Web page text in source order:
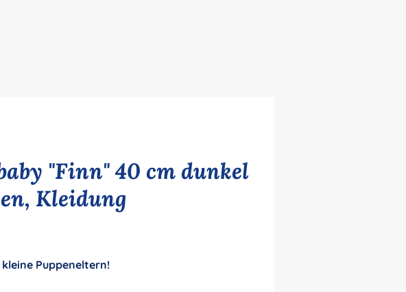
"Finn" 40 cm dunkel
Kleidung
Puppeneltern!